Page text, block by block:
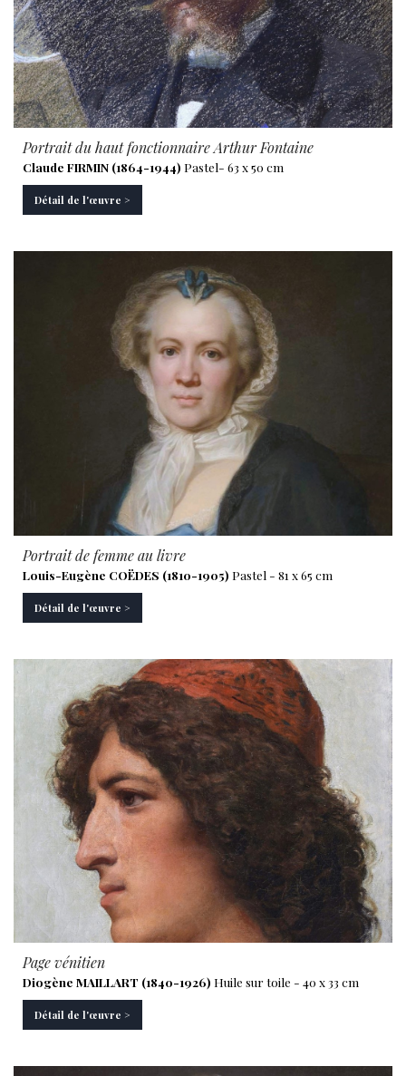
Portrait du haut fonctionnaire Arthur Fontaine
Claude FIRMIN (1864-1944) Pastel- 63 x 50 cm
Détail de l'œuvre >
Portrait de femme au livre
Louis-Eugène COËDES (1810-1905) Pastel - 81 x 65 cm
Détail de l'œuvre >
Page vénitien
Diogène MAILLART (1840-1926) Huile sur toile - 40 x 33 cm
Détail de l'œuvre >